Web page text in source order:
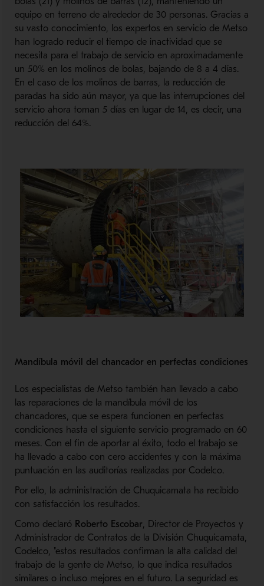
equipo en terreno de alrededor de 30 personas. Gracias a
su vasto conocimiento, los expertos en servicio de Metso
han logrado reducir el tiempo de inactividad que se
necesita para el trabajo de servicio en aproximadamente
un 50% en los molinos de bolas, bajando de 8 a 4 días.
En el caso de los molinos de barras, la reducción de
paradas ha sido aún mayor, ya que las interrupciones del
servicio ahora toman 5 días en lugar de 14, es decir, una
reducción del 64%.
Mandíbula móvil del chancador en perfectas condiciones
Los especialistas de Metso también han llevado a cabo
las reparaciones de la mandíbula móvil de los
chancadores, que se espera funcionen en perfectas
condiciones hasta el siguiente servicio programado en 60
meses. Con el fin de aportar al éxito, todo el trabajo se
ha llevado a cabo con cero accidentes y con la máxima
puntuación en las auditorías realizadas por Codelco.
Por ello, la administración de Chuquicamata ha recibido
con satisfacción los resultados.
Como declaró Roberto Escobar, Director de Proyectos y
Administrador de Contratos de la División Chuquicamata,
Codelco, "estos resultados confirman la alta calidad del
trabajo de la gente de Metso, lo que indica resultados
similares o incluso mejores en el futuro. La seguridad es